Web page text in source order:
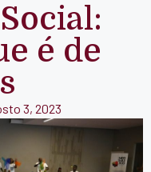
é de
3, 2023